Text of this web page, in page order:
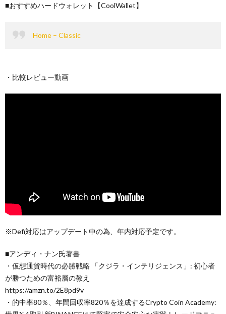
■おすすめハードウォレット【CoolWallet】
Home – Classic
・比較レビュー動画
※Defi対応はアップデート中の為、年内対応予定です。
■アンディ・ナン氏著書
・仮想通貨時代の必勝戦略 「クジラ・インテリジェンス」: 初心者
が勝つための富裕層の教え
https://amzn.to/2E8pd9v
・的中率80％、年間回収率820％を達成するCrypto Coin Academy: